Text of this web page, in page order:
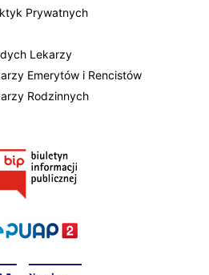
Prywatnych
Lekarzy
Emerytów i Rencistów
Rodzinnych